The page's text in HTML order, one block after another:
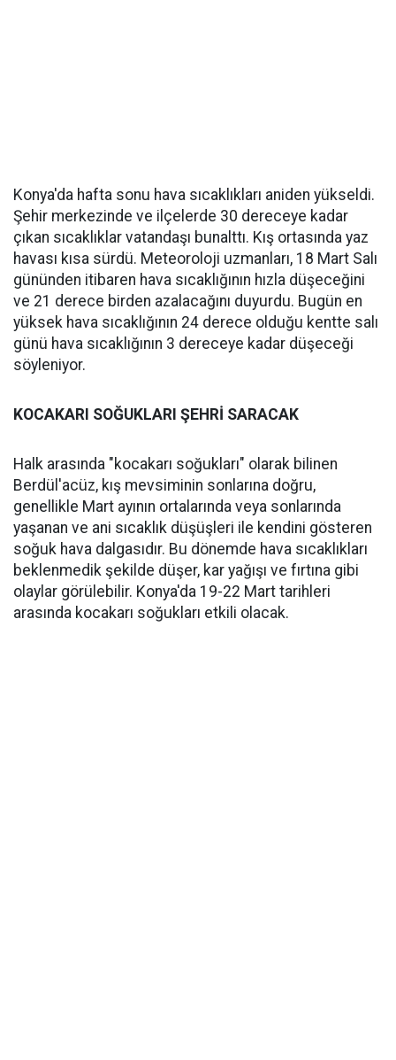
Konya'da hafta sonu hava sıcaklıkları aniden yükseldi.
Şehir merkezinde ve ilçelerde 30 dereceye kadar
çıkan sıcaklıklar vatandaşı bunalttı. Kış ortasında yaz
havası kısa sürdü. Meteoroloji uzmanları, 18 Mart Salı
gününden itibaren hava sıcaklığının hızla düşeceğini
ve 21 derece birden azalacağını duyurdu. Bugün en
yüksek hava sıcaklığının 24 derece olduğu kentte salı
günü hava sıcaklığının 3 dereceye kadar düşeceği
söyleniyor.
KOCAKARI SOĞUKLARI ŞEHRİ SARACAK
Halk arasında "kocakarı soğukları" olarak bilinen
Berdül'acüz, kış mevsiminin sonlarına doğru,
genellikle Mart ayının ortalarında veya sonlarında
yaşanan ve ani sıcaklık düşüşleri ile kendini gösteren
soğuk hava dalgasıdır. Bu dönemde hava sıcaklıkları
beklenmedik şekilde düşer, kar yağışı ve fırtına gibi
olaylar görülebilir. Konya'da 19-22 Mart tarihleri
arasında kocakarı soğukları etkili olacak.